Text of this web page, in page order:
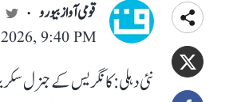
قومی آواز بیورو
9:40 PM